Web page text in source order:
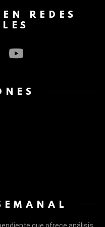
REDES
que ofrece análisis